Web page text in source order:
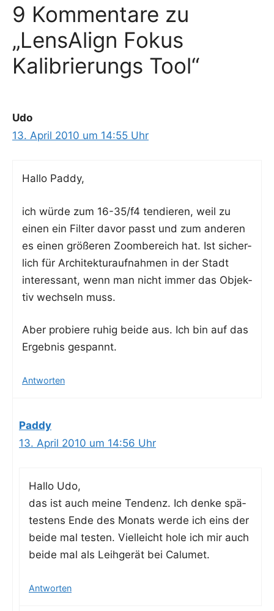
9 Kommentare zu
„LensAlign Fokus
Kalibrierungs Tool“
Udo
13. April 2010 um 14:55 Uhr
Hal­lo Paddy,
ich wür­de zum 16-35/f4 ten­die­ren, weil zu
einen ein Fil­ter davor passt und zum ande­ren
es einen grö­ße­ren Zoom­be­reich hat. Ist sicher­
lich für Archi­tek­tur­auf­nah­men in der Stadt
inter­es­sant, wenn man nicht immer das Objek­
tiv wech­seln muss.
Aber pro­bie­re ruhig bei­de aus. Ich bin auf das
Ergeb­nis gespannt.
Antworten
Paddy
13. April 2010 um 14:56 Uhr
Hal­lo Udo,
das ist auch mei­ne Ten­denz. Ich den­ke spä­
tes­tens Ende des Monats wer­de ich eins der
bei­de mal tes­ten. Viel­leicht hole ich mir auch
bei­de mal als Leih­ge­rät bei Calumet.
Antworten